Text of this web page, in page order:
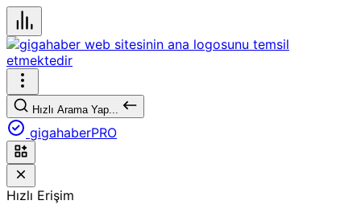
Hızlı Arama Yap...
gigahaberPRO
Hızlı Erişim